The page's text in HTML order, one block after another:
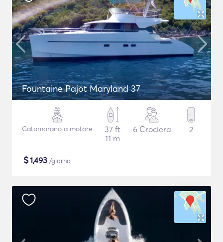
Fountaine Pajot Maryland 37
Catamarano a motore
37 ft
11 m
6 Crociera 2
$1,493 /giorno